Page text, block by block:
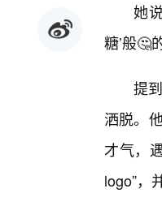
她
糖’般🤔
提
洒脱。
才气，
logo”，